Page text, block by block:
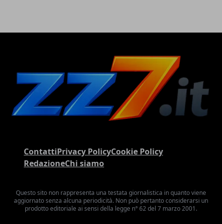
ContattiPrivacy PolicyCookie Policy
RedazioneChi siamo
Questo sito non rappresenta una testata giornalistica in quanto viene
aggiornato senza alcuna periodicità. Non può pertanto considerarsi un
prodotto editoriale ai sensi della legge n° 62 del 7 marzo 2001.